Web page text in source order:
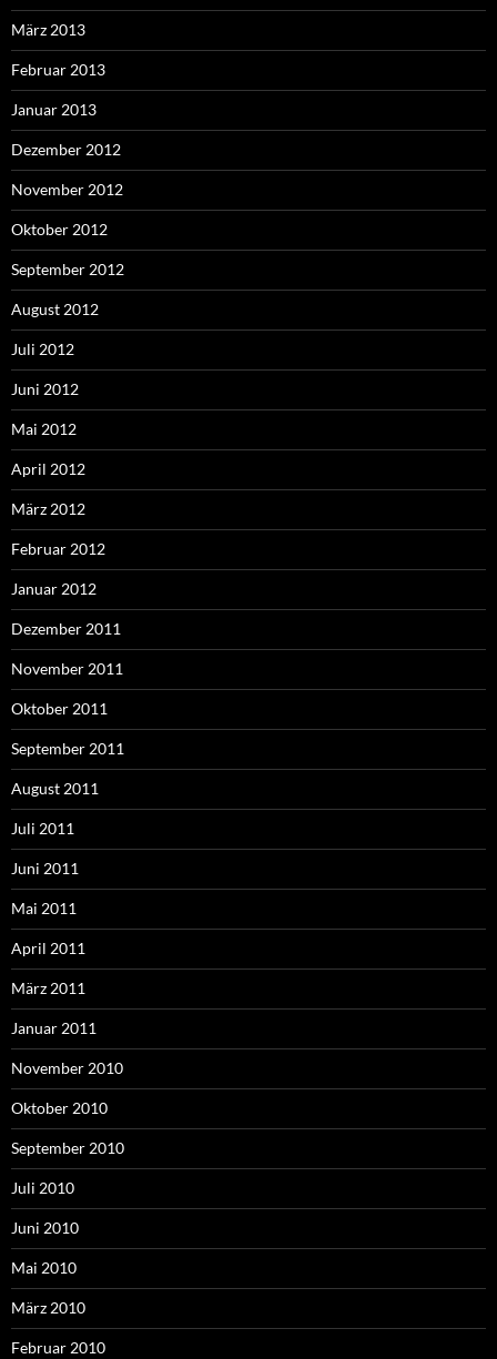
März 2013
Februar 2013
Januar 2013
Dezember 2012
November 2012
Oktober 2012
September 2012
August 2012
Juli 2012
Juni 2012
Mai 2012
April 2012
März 2012
Februar 2012
Januar 2012
Dezember 2011
November 2011
Oktober 2011
September 2011
August 2011
Juli 2011
Juni 2011
Mai 2011
April 2011
März 2011
Januar 2011
November 2010
Oktober 2010
September 2010
Juli 2010
Juni 2010
Mai 2010
März 2010
Februar 2010